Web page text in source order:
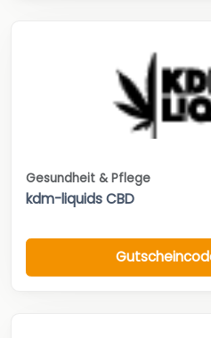
Gesundheit & Pflege
kdm-liquids CBD